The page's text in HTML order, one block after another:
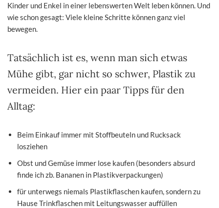
Kinder und Enkel in einer lebenswerten Welt leben können. Und
wie schon gesagt: Viele kleine Schritte können ganz viel
bewegen.
Tatsächlich ist es, wenn man sich etwas
Mühe gibt, gar nicht so schwer, Plastik zu
vermeiden. Hier ein paar Tipps für den
Alltag:
Beim Einkauf immer mit Stoffbeuteln und Rucksack
losziehen
Obst und Gemüse immer lose kaufen (besonders absurd
finde ich zb. Bananen in Plastikverpackungen)
für unterwegs niemals Plastikflaschen kaufen, sondern zu
Hause Trinkflaschen mit Leitungswasser auffüllen